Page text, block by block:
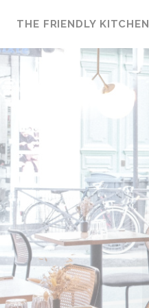
THE FRIENDLY KITCHEN